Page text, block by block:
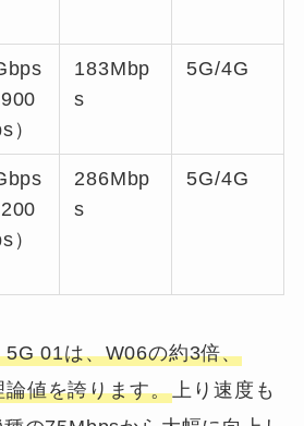
）
183Mbp
s
5G/4G
）
286Mbp
s
5G/4G
01は、W06の約3倍、
値を誇ります。 上り速度も